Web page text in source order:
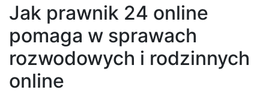
Jak prawnik 24 online
pomaga w sprawach
rozwodowych i rodzinnych
online